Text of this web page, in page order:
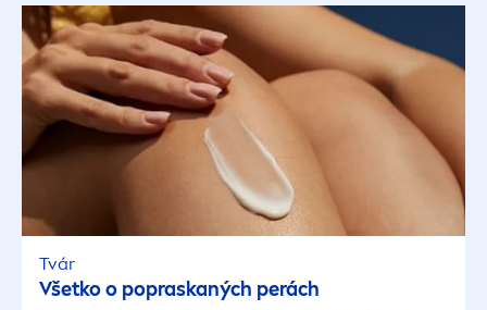
Tvár
Všetko o popraskaných perách